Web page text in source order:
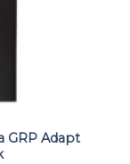
GRP Adapt